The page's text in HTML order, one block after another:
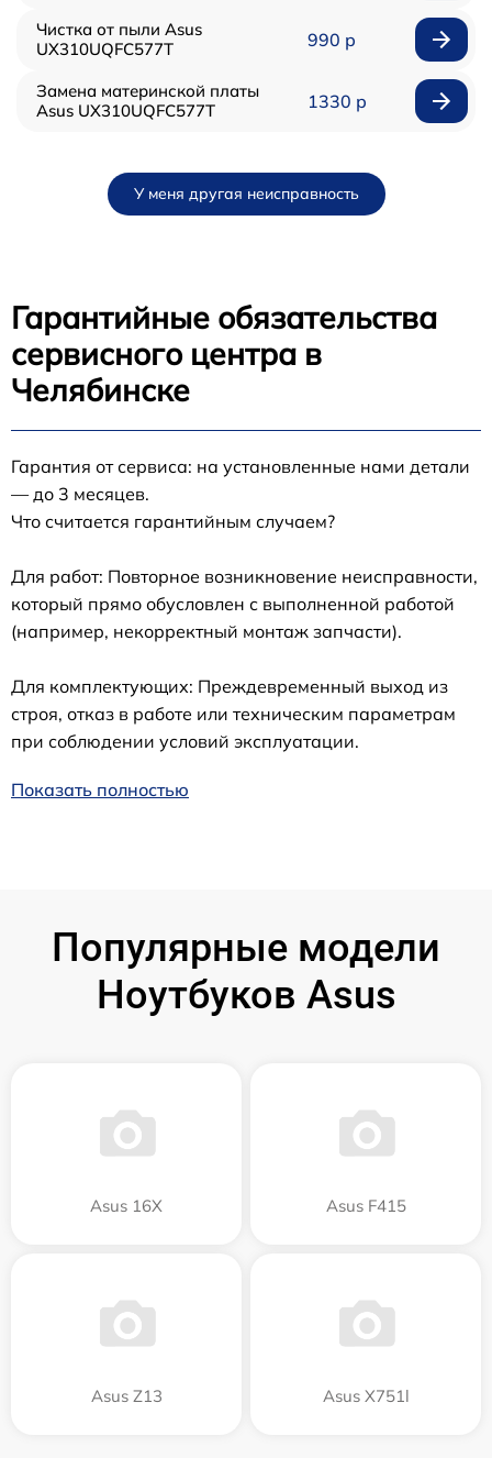
Чистка от пыли Asus
UX310UQFC577T
990 р
Замена материнской платы
Asus UX310UQFC577T
1330 р
У меня другая неисправность
Гарантийные обязательства
сервисного центра в
Челябинске
Гарантия от сервиса: на установленные нами детали
— до 3 месяцев.
Что считается гарантийным случаем?
Для работ: Повторное возникновение неисправности,
который прямо обусловлен с выполненной работой
(например, некорректный монтаж запчасти).
Для комплектующих: Преждевременный выход из
строя, отказ в работе или техническим параметрам
при соблюдении условий эксплуатации.
Показать полностью
Популярные модели
Ноутбуков Asus
Asus 16X Asus F415
Asus Z13 Asus X751l